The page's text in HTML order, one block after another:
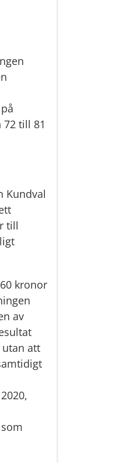
till 81
Kundval
till
kronor
av
att